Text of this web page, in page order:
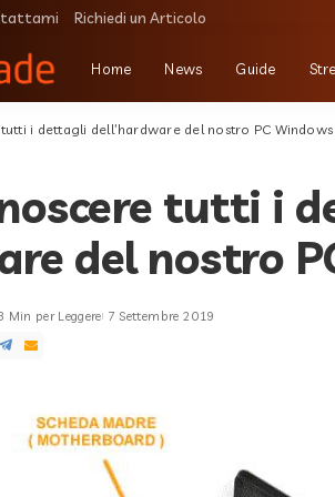
Richiedi un Articolo
Home News Guide
i dettagli dell’hardware del nostro PC Windows
tutti i
del nostro
Min per Leggere 7 Settembre 2019